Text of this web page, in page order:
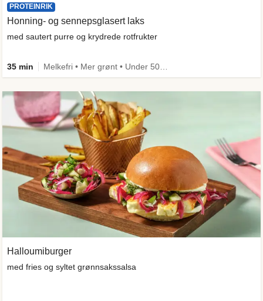
PROTEINRIK
Honning- og sennepsglasert laks
med sautert purre og krydrede rotfrukter
35 min
Halloumiburger
med fries og syltet grønnsakssalsa